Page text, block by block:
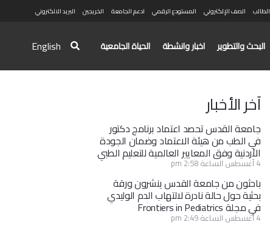
الطالب الصف الإلكتروني المستودع الرقمي ادعم الجامعة الخريجين البريد الالكتروني
البحث والتطوير اخبار وانشطة الحياة الجامعية English
آخر الأخبار
جامعة القدس تحصد اعتماد برنامج دكتور
في الطب من هيئة الاعتماد وضمان الجودة
الأردنية وفق المعايير العالمية للتعليم الطبي
4 أغسطس الساعة 2:58 pm
باحثون من جامعة القدس ينشرون ورقة
بحثية حول حالة نادرة لالتهاب الدم الوليدي
في مجلة Frontiers in Pediatrics
4 أغسطس الساعة 2:49 pm